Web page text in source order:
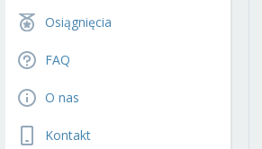
Osiągnięcia
FAQ
O nas
Kontakt